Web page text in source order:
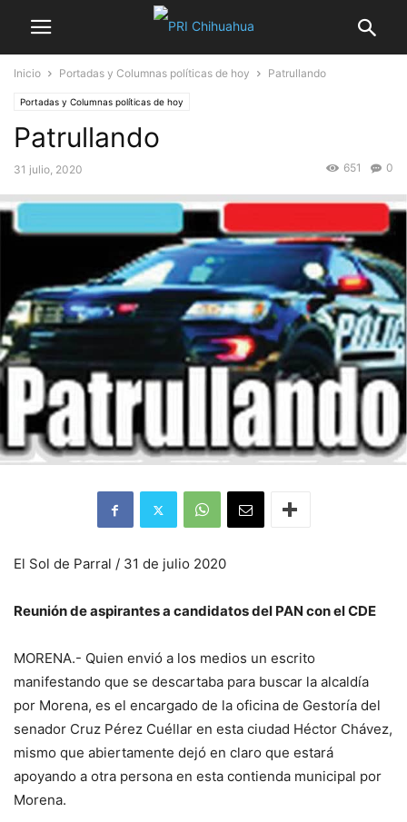
Inicio Portadas y Columnas políticas de hoy Patrullando
Portadas y Columnas políticas de hoy
Patrullando
31 julio, 2020 0
651
El Sol de Parral / 31 de julio 2020
Reunión de aspirantes a candidatos del PAN con el CDE
MORENA.- Quien envió a los medios un escrito
manifestando que se descartaba para buscar la alcaldía
por Morena, es el encargado de la oficina de Gestoría del
senador Cruz Pérez Cuéllar en esta ciudad Héctor Chávez,
mismo que abiertamente dejó en claro que estará
apoyando a otra persona en esta contienda municipal por
Morena.